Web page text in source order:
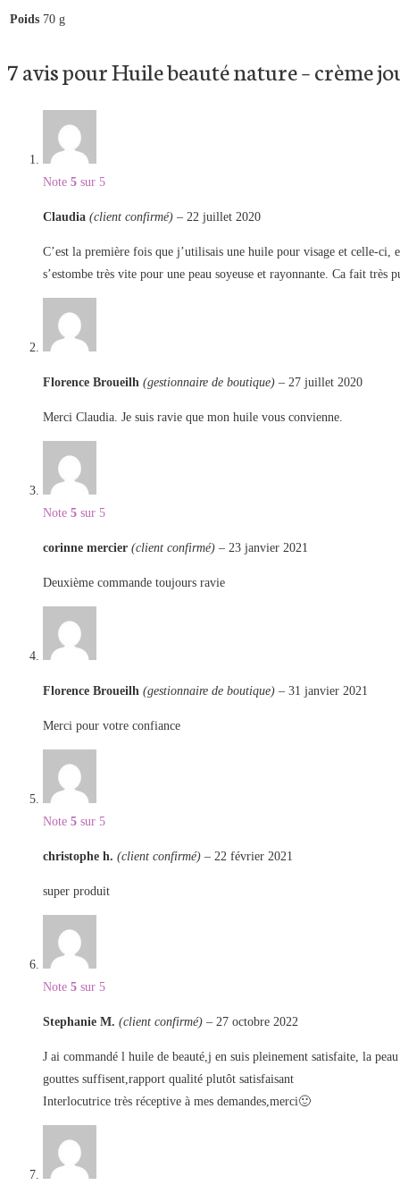
Poids 70 g
7 avis pourHuile beauté nature – crème
Note 5 sur 5
Claudia (client confirmé) – 22 juillet 2020
C’est la première fois que j’utilisais une huile pour visage et celle-ci,
s’estombe très vite pour une peau soyeuse et rayonnante. Ca fait très
Florence Broueilh (gestionnaire de boutique) – 27 juillet 2020
Merci Claudia. Je suis ravie que mon huile vous convienne.
Note 5 sur 5
corinne mercier (client confirmé) – 23 janvier 2021
Deuxième commande toujours ravie
Florence Broueilh (gestionnaire de boutique) – 31 janvier 2021
Merci pour votre confiance
Note 5 sur 5
christophe h. (client confirmé) – 22 février 2021
super produit
Note 5 sur 5
Stephanie M. (client confirmé) – 27 octobre 2022
J ai commandé l huile de beauté,j en suis pleinement satisfaite, la
gouttes suffisent,rapport qualité plutôt satisfaisant
Interlocutrice très réceptive à mes demandes,merci🙂